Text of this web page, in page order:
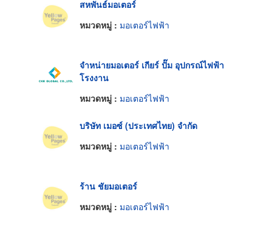
สหพันธ์มอเตอร์
หมวดหมู่ : มอเตอร์ไฟฟ้า
จำหน่ายมอเตอร์ เกียร์ ปั๊ม อุปกรณ์ไฟฟ้า
โรงงาน
หมวดหมู่ : มอเตอร์ไฟฟ้า
บริษัท เมอซ์ (ประเทศไทย) จำกัด
หมวดหมู่ : มอเตอร์ไฟฟ้า
ร้าน ชัยมอเตอร์
หมวดหมู่ : มอเตอร์ไฟฟ้า